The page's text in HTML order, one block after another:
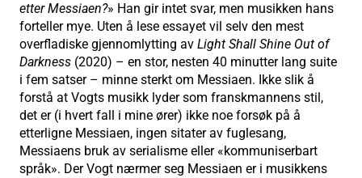
etter Messiaen?» Han gir intet svar, men musikken hans
forteller mye. Uten å lese essayet vil selv den mest
overfladiske gjennomlytting av Light Shall Shine Out of
Darkness (2020) – en stor, nesten 40 minutter lang suite
i fem satser – minne sterkt om Messiaen. Ikke slik å
forstå at Vogts musikk lyder som franskmannens stil,
det er (i hvert fall i mine ører) ikke noe forsøk på å
etterligne Messiaen, ingen sitater av fuglesang,
Messiaens bruk av serialisme eller «kommuniserbart
språk». Der Vogt nærmer seg Messiaen er i musikkens